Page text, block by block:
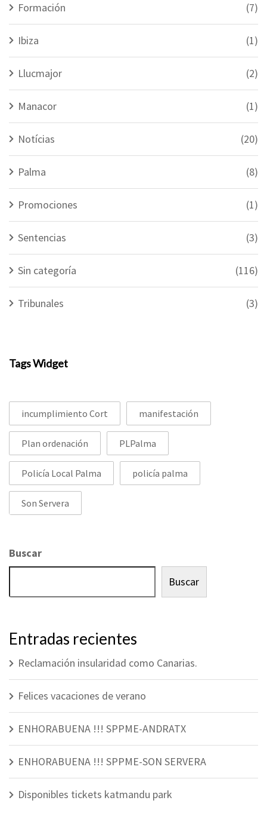
Formación (7)
Ibiza (1)
Llucmajor (2)
Manacor (1)
Notícias (20)
Palma (8)
Promociones (1)
Sentencias (3)
Sin categoría (116)
Tribunales (3)
Tags Widget
incumplimiento Cort manifestación
Plan ordenación PLPalma
Policía Local Palma policía palma
Son Servera
Buscar
Buscar
Entradas recientes
Reclamación insularidad como Canarias.
Felices vacaciones de verano
ENHORABUENA !!! SPPME-ANDRATX
ENHORABUENA !!! SPPME-SON SERVERA
Disponibles tickets katmandu park